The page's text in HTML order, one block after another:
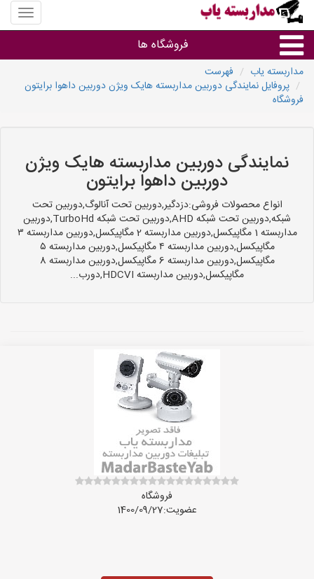
منوی
سایت
یاب
فروشگاه ها
براساس مشخصات ظاهری
فروشندگان دوربین مداربسته
مداربسته یاب
فهرست
پروفایل نمایندگی دوربین مداربسته هایک ویژن دوربین داهوا برایتون
فروشگاه
نمایندگی دوربین مداربسته هایک ویژن
دوربین داهوا برایتون
انواع محصولات فروشی:دزدگیر,دوربین تحت آنالوگ,دوربین تحت
شبکه,دوربین تحت شبکه AHD,دوربین تحت شبکه TurboHd,دوربین
مداربسته 1 مگاپیکسل,دوربین مداربسته 2 مگاپیکسل,دوربین مداربسته ۳
مگاپیکسل,دوربین مداربسته ۴ مگاپیکسل,دوربین مداربسته ۵
مگاپیکسل,دوربین مداربسته 6 مگاپیکسل,دوربین مداربسته 8
مگاپیکسل,دوربین مداربسته HDCVI,دورب...
فروشگاه
عضویت:1400/09/27